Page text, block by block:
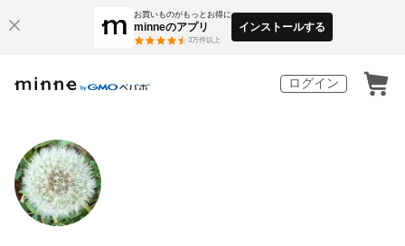
お買いものがもっとお得に
minneのアプリ
3万件以上
インストールする
ログイン